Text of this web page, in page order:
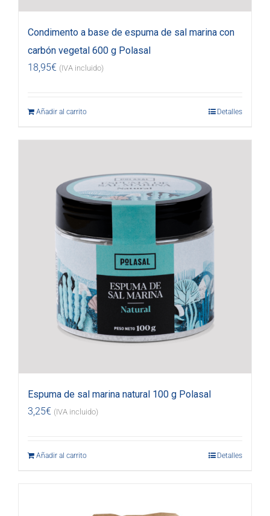
Condimento a base de espuma de sal marina con
carbón vegetal 600 g Polasal
18,95€ (IVA incluido)
Añadir al carrito Detalles
Espuma de sal marina natural 100 g Polasal
3,25€ (IVA incluido)
Añadir al carrito Detalles